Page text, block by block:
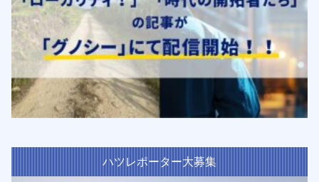
ハツレポーター大募集